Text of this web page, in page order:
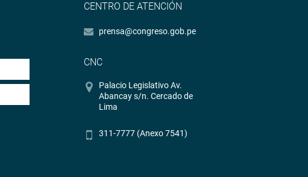
CENTRO DE ATENCIÓN
prensa@congreso.gob.pe
CNC
Palacio Legislativo Av.
Abancay s/n. Cercado de
Lima
311-7777 (Anexo 7541)